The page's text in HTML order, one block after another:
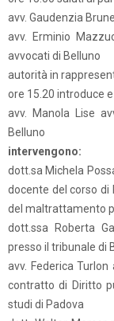
avv. Gaudenzia
avv. Erminio
avvocati di Belluno
autorità in
ore 15.20 introduce
avv. Manola Lise
Belluno
intervengono:
dott.sa Michela
docente del corso di
del maltrattamento
dott.ssa Roberta
presso il tribunale di
avv. Federica
contratto di Diritto
studi di Padova